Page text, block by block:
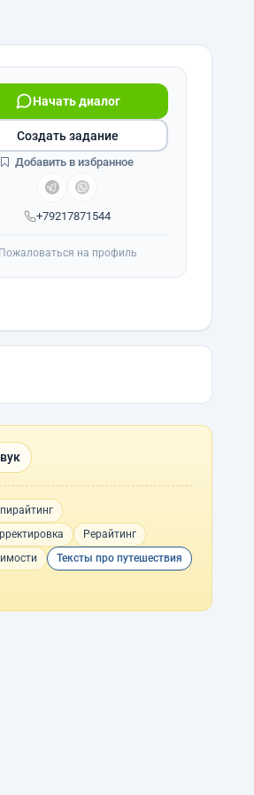
+79217871544
Начать диалог
Создать задание
Добавить в избранное
Пожаловаться на профиль
Рерайтинг
Тексты про путешествия